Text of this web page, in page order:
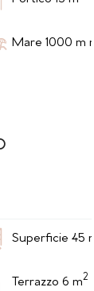
Mare 1000 m m
Superficie 45 m
Terrazzo 6 m2